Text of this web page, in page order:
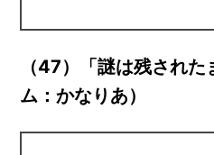
（47）「謎は残され
ム：かなりあ）